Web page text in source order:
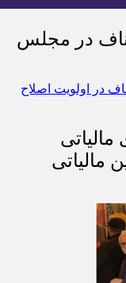
در مجلس
مالیاتی